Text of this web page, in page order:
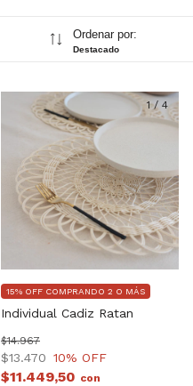
Ordenar por:
Destacado
1/ 4
Individual Cadiz Ratan
$13.470
$14.967
10% OFF
15% OFF COMPRANDO 2 O MÁS
$11.449,50 con